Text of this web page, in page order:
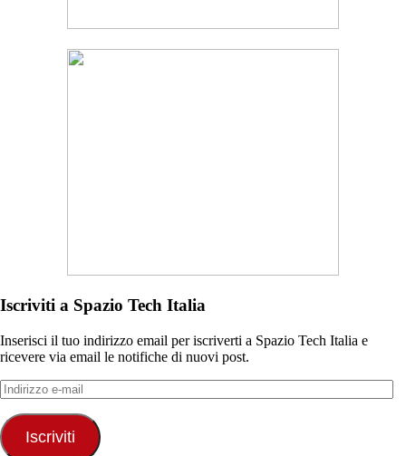
Iscriviti a Spazio Tech Italia
Inserisci il tuo indirizzo email per iscriverti a Spazio Tech Italia e
ricevere via email le notifiche di nuovi post.
Indirizzo
e-
mail
Iscriviti